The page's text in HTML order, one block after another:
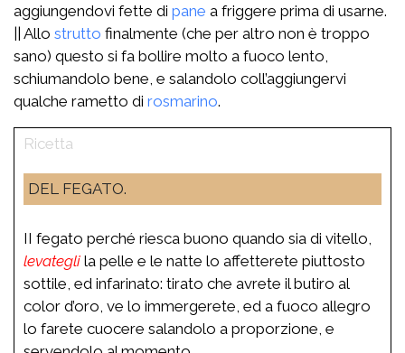
aggiungendovi fette di pane a friggere prima di usarne.
|| Allo strutto finalmente (che per altro non è troppo
sano) questo si fa bollire molto a fuoco lento,
schiumandolo bene, e salandolo coll’aggiungervi
qualche rametto di rosmarino.
DEL FEGATO.
II fegato perché riesca buono quando sia di vitello,
levategli la pelle e le natte lo affetterete piuttosto
sottile, ed infarinato: tirato che avrete il butiro al
color d’oro, ve lo immergerete, ed a fuoco allegro
lo farete cuocere salandolo a proporzione, e